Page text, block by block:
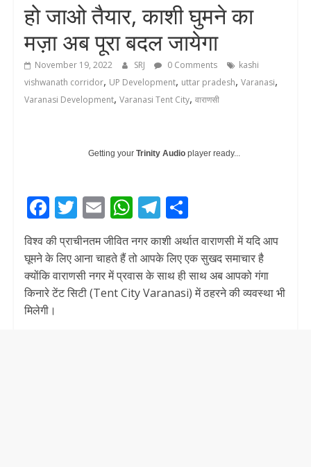
हो जाओ तैयार, काशी घुमने का
मज़ा अब पूरा बदल जायेगा
November 19, 2022 SRJ 0 Comments
kashi
vishwanath corridor, UP Development, uttar pradesh, Varanasi,
Varanasi Development, Varanasi Tent City, वाराणसी
Getting your Trinity Audioplayer ready...
F
ac
e
b
o
o
T
w
itt
er
E
m
ai
l
W
at
s
A
T
el
e
gr
a
S
h
ar
e
विश्व की प्राचीनतम जीवित नगर काशी अर्थात वाराणसी में यदि आप
घूमने के लिए आना चाहते हैं तो आपके लिए एक सुखद समाचार है
क्योंकि वाराणसी नगर में प्रवास के साथ ही साथ अब आपको गंगा
किनारे टेंट सिटी (Tent City Varanasi) में ठहरने की व्यवस्था भी
मिलेगी।